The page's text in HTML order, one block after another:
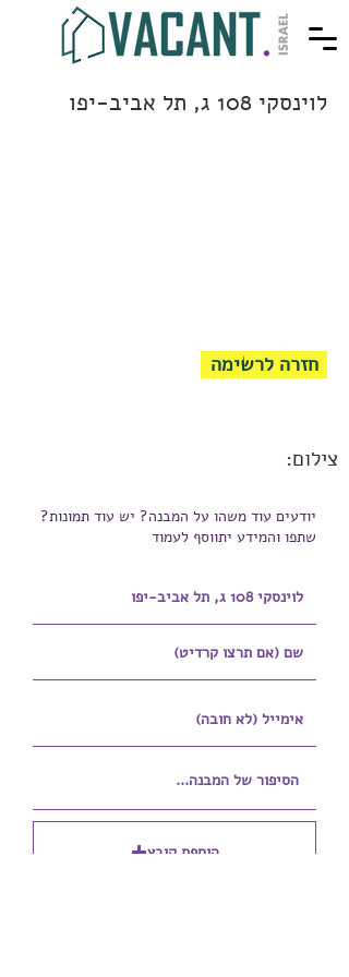
לוינסקי 108 ג, תל אביב-יפו
חזרה לרשימה
צילום:
יודעים עוד משהו על המבנה? יש עוד תמונות?
שתפו והמידע יתווסף לעמוד
הוספת קובץ